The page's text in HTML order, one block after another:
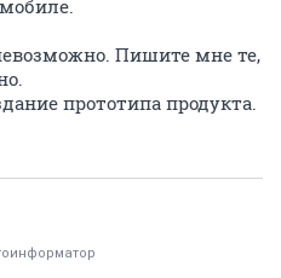
Пишите мне те,
прототипа продукта.